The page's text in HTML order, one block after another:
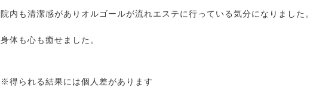
院内も清潔感がありオルゴールが流れエステに行っている気分になりました。
身体も心も癒せました。
※得られる結果には個人差があります